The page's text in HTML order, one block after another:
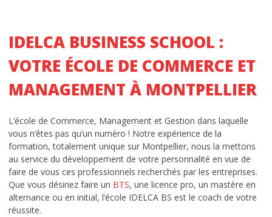
IDELCA BUSINESS SCHOOL :
VOTRE ÉCOLE DE COMMERCE ET
MANAGEMENT À MONTPELLIER
L’école de Commerce, Management et Gestion dans laquelle
vous n’êtes pas qu’un numéro ! Notre expérience de la
formation, totalement unique sur Montpellier, nous la mettons
au service du développement de votre personnalité en vue de
faire de vous ces professionnels recherchés par les entreprises.
Que vous désiriez faire un BTS, une licence pro, un mastère en
alternance ou en initial, l’école IDELCA BS est le coach de votre
réussite.